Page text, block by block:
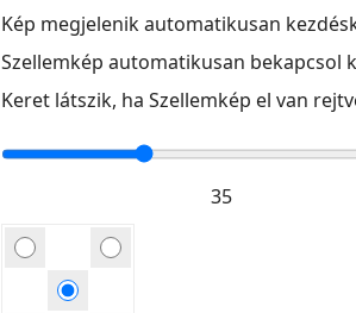
Kép megjelenik automatikusan
Szellemkép automatikusan bekapcsol
Keret látszik, ha Szellemkép el van